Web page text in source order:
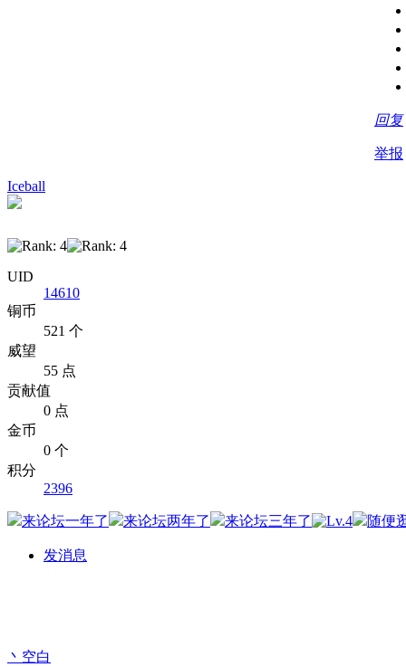
回复
举报
Iceball
UID
14610
铜币
521 个
威望
55 点
贡献值
0 点
金币
0 个
积分
2396
发消息
丶空白